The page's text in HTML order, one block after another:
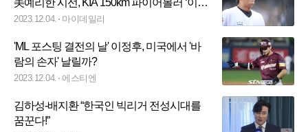
美예리한 시선, KIA 150km 파이어볼러 ‘이
변수’
2023.12.04. 마이데일리
'ML 포스팅 결전의 날' 이정후, 미국에서 '바
람의 손자' 날릴까?
2023.12.04. 에스티엔
김하성-배지환 “한국인 빅리거 전성시대를
꿈꾼다!”